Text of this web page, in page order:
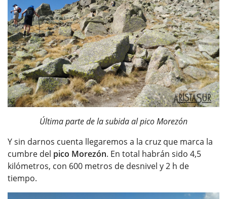
Última parte de la subida al pico Morezón
Y sin darnos cuenta llegaremos a la cruz que marca la
cumbre del pico Morezón. En total habrán sido 4,5
kilómetros, con 600 metros de desnivel y 2 h de
tiempo.